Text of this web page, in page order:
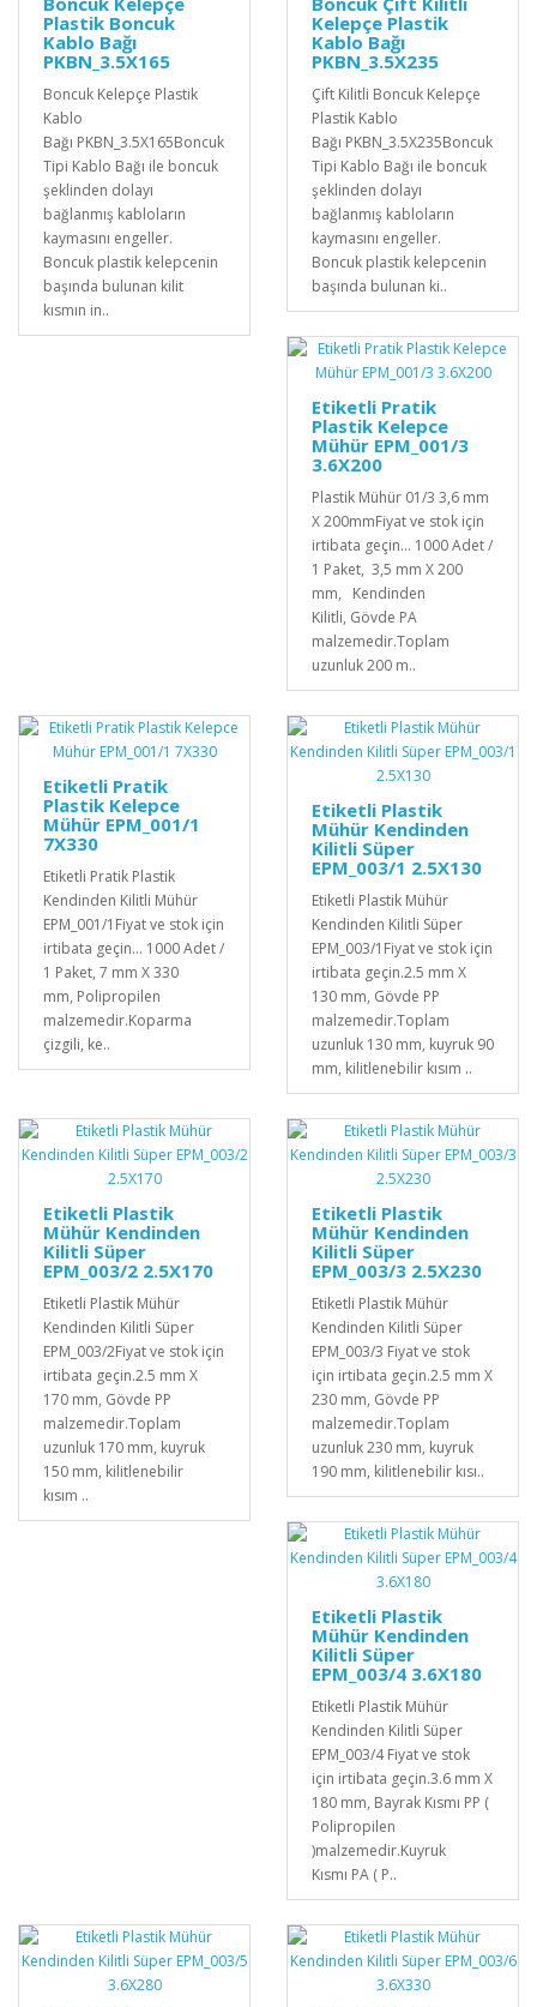
Plastik Boncuk
Kablo Bağı
PKBN_3.5X165
Boncuk Kelepçe Plastik
Kablo
Bağı PKBN_3.5X165Boncuk
Tipi Kablo Bağı ile boncuk
şeklinden dolayı
bağlanmış kabloların
kaymasını engeller.
Boncuk plastik kelepcenin
başında bulunan kilit
kısmın in..
Kelepçe Plastik
Kablo Bağı
PKBN_3.5X235
Çift Kilitli Boncuk Kelepçe
Plastik Kablo
Bağı PKBN_3.5X235Boncuk
Tipi Kablo Bağı ile boncuk
şeklinden dolayı
bağlanmış kabloların
kaymasını engeller.
Boncuk plastik kelepcenin
başında bulunan ki..
Etiketli Pratik
Plastik Kelepce
Mühür EPM_001/3
3.6X200
Plastik Mühür 01/3 3,6 mm
X 200mmFiyat ve stok için
irtibata geçin... 1000 Adet /
1 Paket, 3,5 mm X 200
mm, Kendinden
Kilitli, Gövde PA
malzemedir.Toplam
uzunluk 200 m..
Etiketli Pratik
Plastik Kelepce
Mühür EPM_001/1
7X330
Etiketli Pratik Plastik
Kendinden Kilitli Mühür
EPM_001/1Fiyat ve stok için
irtibata geçin... 1000 Adet /
1 Paket, 7 mm X 330
mm, Polipropilen
malzemedir. Koparma
çizgili, ke..
Etiketli Plastik
Mühür Kendinden
Kilitli Süper
EPM_003/1 2.5X130
Etiketli Plastik Mühür
Kendinden Kilitli Süper
EPM_003/1Fiyat ve stok için
irtibata geçin.2.5 mm X
130 mm, Gövde PP
malzemedir.Toplam
uzunluk 130 mm, kuyruk 90
mm, kilitlenebilir kısım ..
Etiketli Plastik
Mühür Kendinden
Kilitli Süper
EPM_003/2 2.5X170
Etiketli Plastik Mühür
Kendinden Kilitli Süper
EPM_003/2Fiyat ve stok için
irtibata geçin.2.5 mm X
170 mm, Gövde PP
malzemedir.Toplam
uzunluk 170 mm, kuyruk
150 mm, kilitlenebilir
kısım ..
Etiketli Plastik
Mühür Kendinden
Kilitli Süper
EPM_003/3 2.5X230
Etiketli Plastik Mühür
Kendinden Kilitli Süper
EPM_003/3 Fiyat ve stok
için irtibata geçin.2.5 mm X
230 mm, Gövde PP
malzemedir.Toplam
uzunluk 230 mm, kuyruk
190 mm, kilitlenebilir kısı..
Etiketli Plastik
Mühür Kendinden
Kilitli Süper
EPM_003/4 3.6X180
Etiketli Plastik Mühür
Kendinden Kilitli Süper
EPM_003/4 Fiyat ve stok
için irtibata geçin.3.6 mm X
180 mm, Bayrak Kısmı PP (
Polipropilen
)malzemedir.Kuyruk
Kısmı PA ( P..